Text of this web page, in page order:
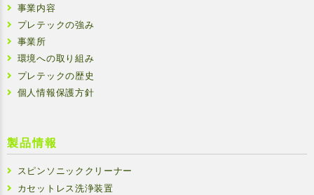
事業内容
プレテックの強み
事業所
環境への取り組み
プレテックの歴史
個人情報保護方針
製品情報
スピンソニッククリーナー
カセットレス洗浄装置